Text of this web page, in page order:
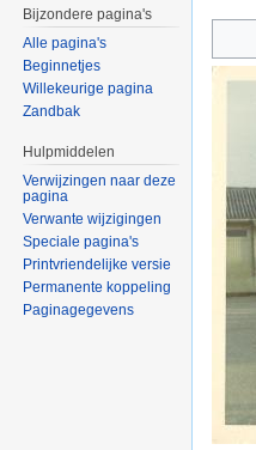
Bijzondere pagina's
Alle pagina's
Beginnetjes
Willekeurige pagina
Zandbak
Hulpmiddelen
Verwijzingen naar deze
pagina
Verwante wijzigingen
Speciale pagina's
Printvriendelijke versie
Permanente koppeling
Paginagegevens